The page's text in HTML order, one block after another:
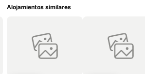
Alojamientos similares